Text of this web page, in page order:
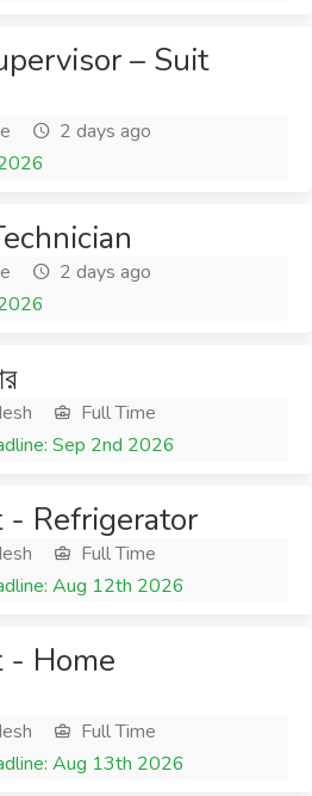
– Suit
2 days ago
2 days ago
Full Time
Sep 2nd 2026
- Refrigerator
Full Time
Aug 12th 2026
- Home
Full Time
Aug 13th 2026